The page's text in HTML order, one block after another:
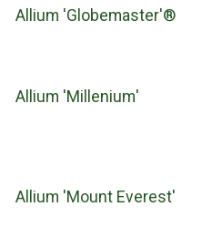
Allium 'Globemaster'®
Allium 'Millenium'
Allium 'Mount Everest'